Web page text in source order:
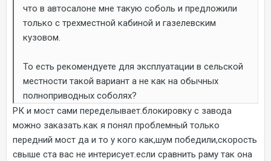
что в автосалоне мне такую соболь и предложили
только с трехместной кабиной и газелевским
кузовом.
То есть рекомендуете для эксплуатации в сельской
местности такой вариант а не как на обычных
полноприводных соболях?
РК и мост сами переделывает.блокировку с завода
можно заказать.как я понял проблемный только
передний мост да и то у кого как,шум победили,скорость
свыше ста вас не интерисует.если сравнить раму так она